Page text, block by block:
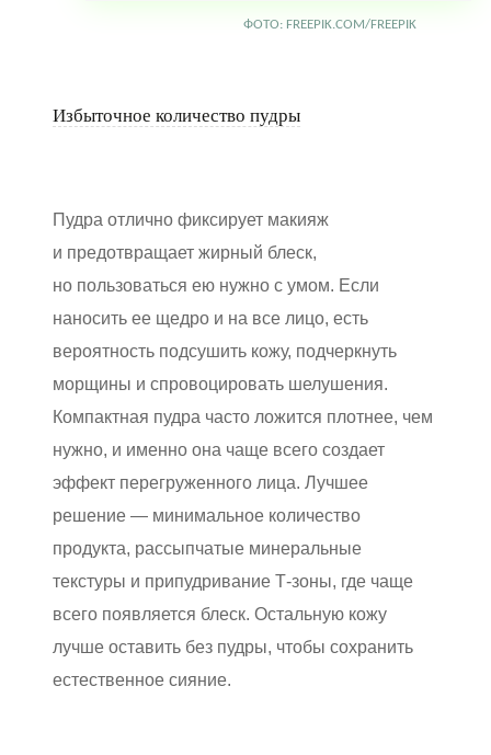
ФОТО: FREEPIK.COM/FREEPIK
Избыточное количество пудры
Пудра отлично фиксирует макияж
и предотвращает жирный блеск,
но пользоваться ею нужно с умом. Если
наносить ее щедро и на все лицо, есть
вероятность подсушить кожу, подчеркнуть
морщины и спровоцировать шелушения.
Компактная пудра часто ложится плотнее, чем
нужно, и именно она чаще всего создает
эффект перегруженного лица. Лучшее
решение — минимальное количество
продукта, рассыпчатые минеральные
текстуры и припудривание Т-зоны, где чаще
всего появляется блеск. Остальную кожу
лучше оставить без пудры, чтобы сохранить
естественное сияние.